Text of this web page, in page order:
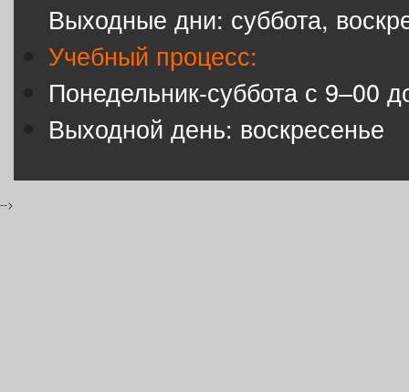
Выходные дни: суббота,
Учебный процесс:
Понедельник-суббота с 9–00
Выходной день: воскресенье
-->